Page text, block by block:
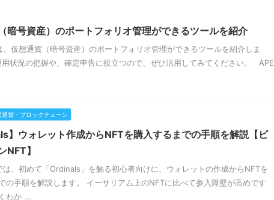
暗号資産）のポートフォリオ管理ができるツールを紹介
、仮想通貨（暗号資産）のポートフォリオ管理ができるツールを紹介しま
状況の把握や、確定申告に役立つので、ぜひ活用してみてください。 APE
通貨・ブロックチェーン
】ウォレット作成からNFTを購入するまでの手順を解説【ビ
NFT】
は、初めて「Ordinals」を触る初心者向けに、ウォレットの作成からNFTを
の手順を解説します。 イーサリアム上のNFTに比べて参入障壁が高めです
わか ...